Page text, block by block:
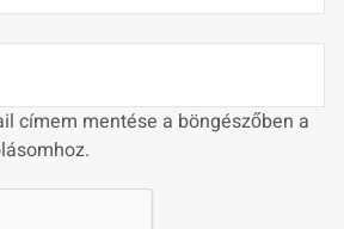
címem mentése a böngészőben a